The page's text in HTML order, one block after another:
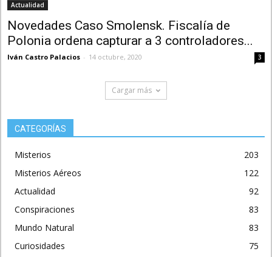
Actualidad
Novedades Caso Smolensk. Fiscalía de
Polonia ordena capturar a 3 controladores...
Iván Castro Palacios - 14 octubre, 2020 3
Cargar más
CATEGORÍAS
Misterios
203
Misterios Aéreos
122
Actualidad
92
Conspiraciones
83
Mundo Natural
83
Curiosidades
75